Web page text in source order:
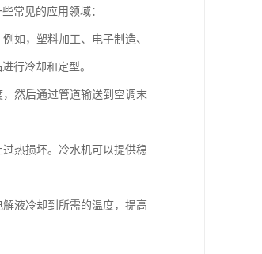
常见的应用领域：
如，塑料加工、电子制造、
行冷却和定型。
然后通过管道输送到空调末
热损坏。冷水机可以提供稳
液冷却到所需的温度，提高